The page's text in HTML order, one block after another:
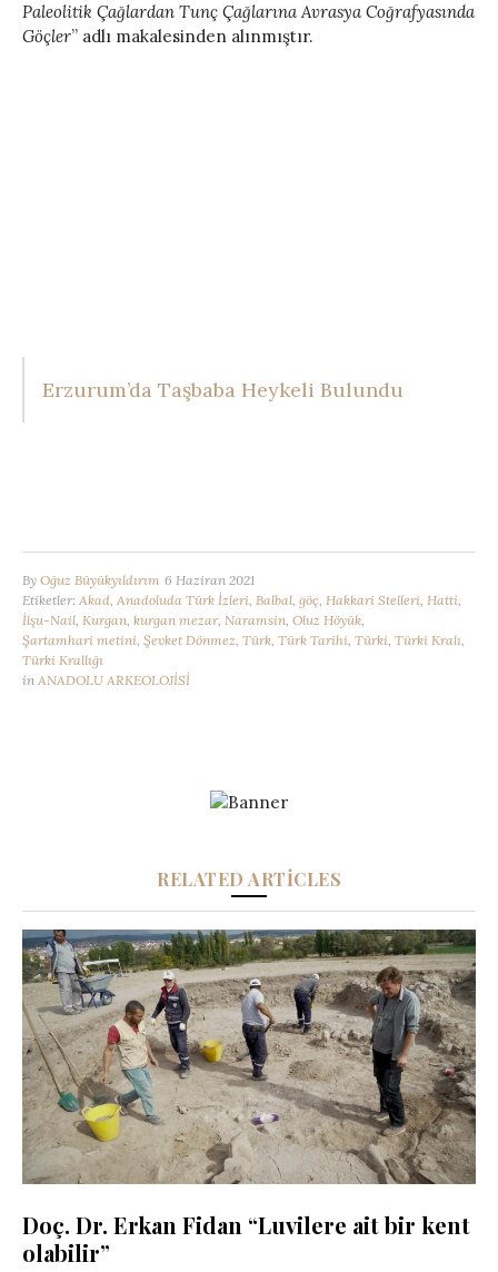
Paleolitik Çağlardan Tunç Çağlarına Avrasya Coğrafyasında
Göçler” adlı makalesinden alınmıştır.
Erzurum’da Taşbaba Heykeli Bulundu
By Oğuz Büyükyıldırım 6 Haziran 2021
Etiketler: Akad, Anadoluda Türk İzleri, Balbal, göç, Hakkari Stelleri, Hatti,
İlşu-Nail, Kurgan, kurgan mezar, Naramsin, Oluz Höyük,
Şartamhari metini, Şevket Dönmez, Türk, Türk Tarihi, Türki, Türki Kralı,
Türki Krallığı
in ANADOLU ARKEOLOJİSİ
RELATED ARTICLES
Doç. Dr. Erkan Fidan “Luvilere ait bir kent
olabilir”